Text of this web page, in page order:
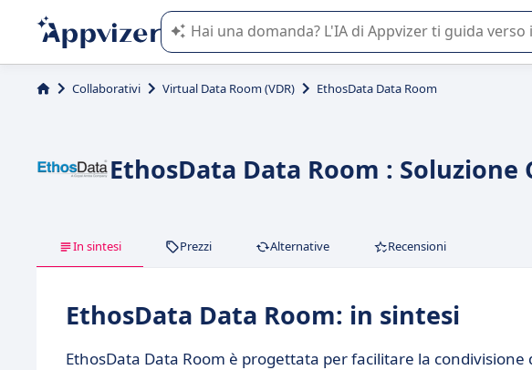
L'IA di Appvizer vi guida nell'utilizzo o nella scelta di un
Collaborativi Virtual Data Room (VDR) EthosData Data Room
EthosData Data Room :
In sintesi Prezzi Alternative Recensioni
EthosData Data Room: in sintesi
EthosData Data Room è progettata per facilitare la